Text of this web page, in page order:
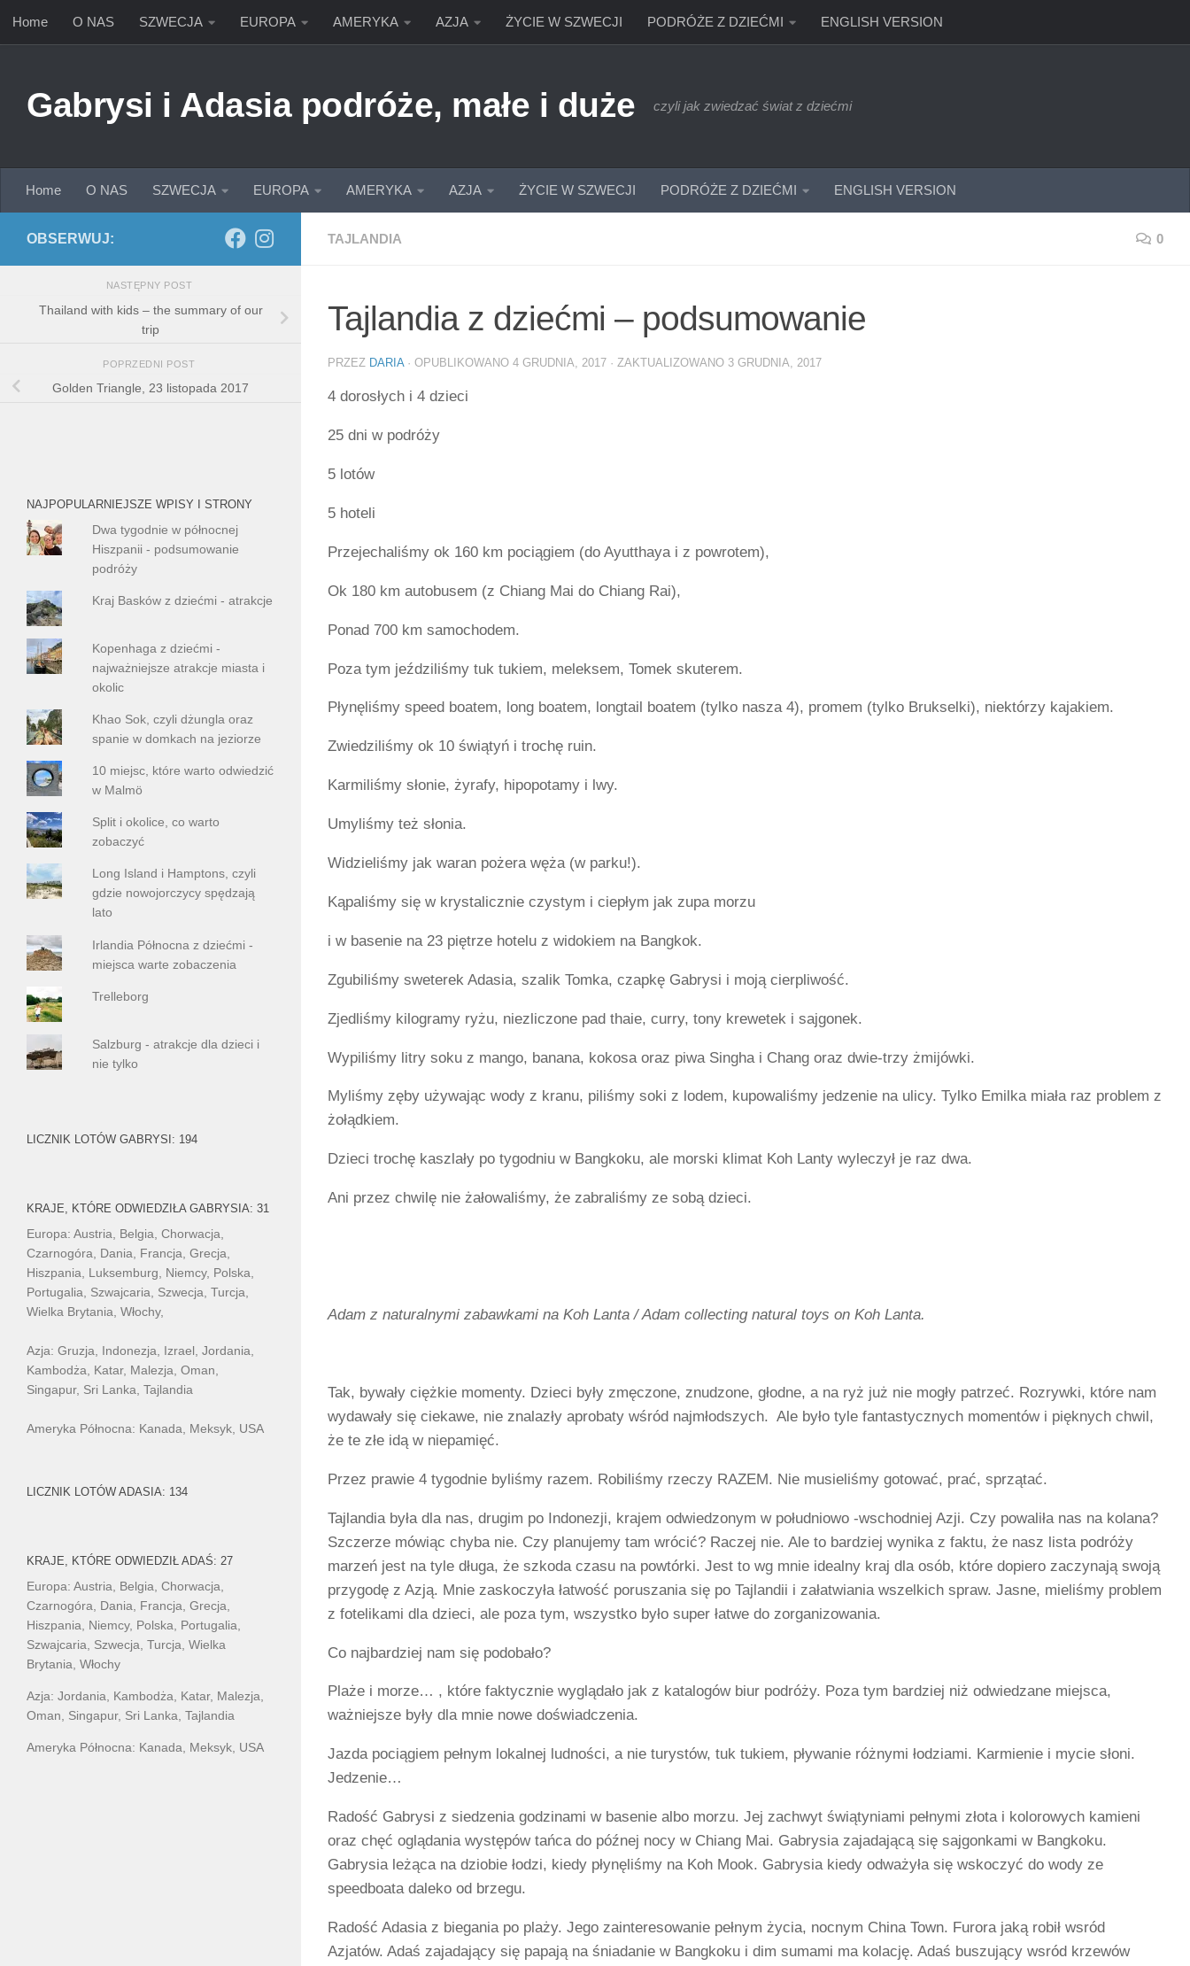
Przejdź do treści
Home O NAS SZWECJA EUROPA AMERYKA AZJA ŻYCIE W SZWECJI PODRÓŻE Z DZIEĆMI ENGLISH VERSION
Gabrysi i Adasia podróże, małe i duże czyli jak zwiedzać świat z dziećmi
Home O NAS SZWECJA EUROPA AMERYKA AZJA ŻYCIE W SZWECJI PODRÓŻE Z DZIEĆMI ENGLISH VERSION
TAJLANDIA 0
Tajlandia z dziećmi – podsumowanie
PRZEZ DARIA · OPUBLIKOWANO 4 GRUDNIA, 2017 · ZAKTUALIZOWANO 3 GRUDNIA, 2017
4 dorosłych i 4 dzieci
25 dni w podróży
5 lotów
5 hoteli
Przejechaliśmy ok 160 km pociągiem (do Ayutthaya i z powrotem),
Ok 180 km autobusem (z Chiang Mai do Chiang Rai),
Ponad 700 km samochodem.
Poza tym jeździliśmy tuk tukiem, meleksem, Tomek skuterem.
Płynęliśmy speed boatem, long boatem, longtail boatem (tylko nasza 4), promem (tylko Brukselki), niektórzy kajakiem.
Zwiedziliśmy ok 10 świątyń i trochę ruin.
Karmiliśmy słonie, żyrafy, hipopotamy i lwy.
Umyliśmy też słonia.
Widzieliśmy jak waran pożera węża (w parku!).
Kąpaliśmy się w krystalicznie czystym i ciepłym jak zupa morzu
i w basenie na 23 piętrze hotelu z widokiem na Bangkok.
Zgubiliśmy sweterek Adasia, szalik Tomka, czapkę Gabrysi i moją cierpliwość.
Zjedliśmy kilogramy ryżu, niezliczone pad thaie, curry, tony krewetek i sajgonek.
Wypiliśmy litry soku z mango, banana, kokosa oraz piwa Singha i Chang oraz dwie-trzy żmijówki.
Myliśmy zęby używając wody z kranu, piliśmy soki z lodem, kupowaliśmy jedzenie na ulicy. Tylko Emilka miała raz problem z
żołądkiem.
Dzieci trochę kaszlały po tygodniu w Bangkoku, ale morski klimat Koh Lanty wyleczył je raz dwa.
Ani przez chwilę nie żałowaliśmy, że zabraliśmy ze sobą dzieci.
Adam z naturalnymi zabawkami na Koh Lanta / Adam collecting natural toys on Koh Lanta.
Tak, bywały ciężkie momenty. Dzieci były zmęczone, znudzone, głodne, a na ryż już nie mogły patrzeć. Rozrywki, które nam
wydawały się ciekawe, nie znalazły aprobaty wśród najmłodszych. Ale było tyle fantastycznych momentów i pięknych chwil,
że te złe idą w niepamięć.
Przez prawie 4 tygodnie byliśmy razem. Robiliśmy rzeczy RAZEM. Nie musieliśmy gotować, prać, sprzątać.
Tajlandia była dla nas, drugim po Indonezji, krajem odwiedzonym w południowo -wschodniej Azji. Czy powaliła nas na kolana?
Szczerze mówiąc chyba nie. Czy planujemy tam wrócić? Raczej nie. Ale to bardziej wynika z faktu, że nasz lista podróży
marzeń jest na tyle długa, że szkoda czasu na powtórki. Jest to wg mnie idealny kraj dla osób, które dopiero zaczynają swoją
przygodę z Azją. Mnie zaskoczyła łatwość poruszania się po Tajlandii i załatwiania wszelkich spraw. Jasne, mieliśmy problem
z fotelikami dla dzieci, ale poza tym, wszystko było super łatwe do zorganizowania.
Co najbardziej nam się podobało?
Plaże i morze… , które faktycznie wyglądało jak z katalogów biur podróży. Poza tym bardziej niż odwiedzane miejsca,
ważniejsze były dla mnie nowe doświadczenia.
Jazda pociągiem pełnym lokalnej ludności, a nie turystów, tuk tukiem, pływanie różnymi łodziami. Karmienie i mycie słoni.
Jedzenie…
Radość Gabrysi z siedzenia godzinami w basenie albo morzu. Jej zachwyt świątyniami pełnymi złota i kolorowych kamieni
oraz chęć oglądania występów tańca do późnej nocy w Chiang Mai. Gabrysia zajadającą się sajgonkami w Bangkoku.
Gabrysia leżąca na dziobie łodzi, kiedy płynęliśmy na Koh Mook. Gabrysia kiedy odważyła się wskoczyć do wody ze
speedboata daleko od brzegu.
Radość Adasia z biegania po plaży. Jego zainteresowanie pełnym życia, nocnym China Town. Furora jaką robił wsród
Azjatów. Adaś zajadający się papają na śniadanie w Bangkoku i dim sumami ma kolację. Adaś buszujący wsród krzewów
OBSERWUJ:
NASTĘPNY POST
Thailand with kids – the summary of our
trip
POPRZEDNI POST
Golden Triangle, 23 listopada 2017
NAJPOPULARNIEJSZE WPISY I STRONY
Dwa tygodnie w północnej
Hiszpanii - podsumowanie
podróży
Kraj Basków z dziećmi - atrakcje
Kopenhaga z dziećmi -
najważniejsze atrakcje miasta i
okolic
Khao Sok, czyli dżungla oraz
spanie w domkach na jeziorze
10 miejsc, które warto odwiedzić
w Malmö
Split i okolice, co warto
zobaczyć
Long Island i Hamptons, czyli
gdzie nowojorczycy spędzają
lato
Irlandia Północna z dziećmi -
miejsca warte zobaczenia
Trelleborg
Salzburg - atrakcje dla dzieci i
nie tylko
LICZNIK LOTÓW GABRYSI: 194
KRAJE, KTÓRE ODWIEDZIŁA GABRYSIA: 31
Europa: Austria, Belgia, Chorwacja,
Czarnogóra, Dania, Francja, Grecja,
Hiszpania, Luksemburg, Niemcy, Polska,
Portugalia, Szwajcaria, Szwecja, Turcja,
Wielka Brytania, Włochy,
Azja: Gruzja, Indonezja, Izrael, Jordania,
Kambodża, Katar, Malezja, Oman,
Singapur, Sri Lanka, Tajlandia
Ameryka Północna: Kanada, Meksyk, USA
LICZNIK LOTÓW ADASIA: 134
KRAJE, KTÓRE ODWIEDZIŁ ADAŚ: 27
Europa: Austria, Belgia, Chorwacja,
Czarnogóra, Dania, Francja, Grecja,
Hiszpania, Niemcy, Polska, Portugalia,
Szwajcaria, Szwecja, Turcja, Wielka
Brytania, Włochy
Azja: Jordania, Kambodża, Katar, Malezja,
Oman, Singapur, Sri Lanka, Tajlandia
Ameryka Północna: Kanada, Meksyk, USA